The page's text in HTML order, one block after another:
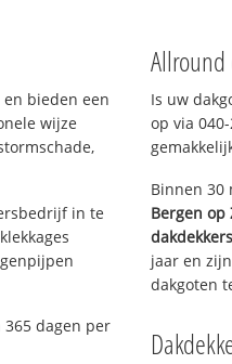
bieden een
wijze
in te
365 dagen per
Is uw
op via
Binnen 30
Bergen op
jaar en
dakgoten